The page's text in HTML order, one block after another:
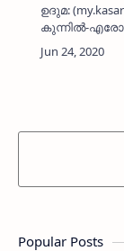
ഉദുമ:
കുന്നില്‍-
നിര്‍മാണ
പഞ്ചായത്ത് …
Popular Posts